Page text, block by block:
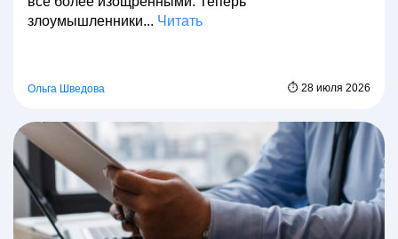
злоумышленники... Читать
Ольга Шведова ⏱ 28 июля 2026